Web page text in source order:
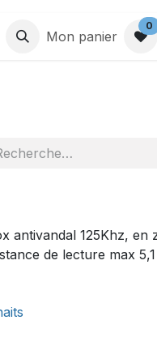
Mon panier
0
antivandal 125Khz, en
de lecture max